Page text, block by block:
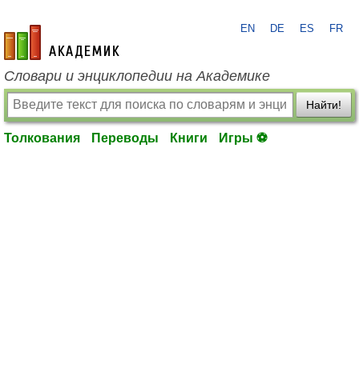
academic.ru
EN DE ES FR
Словари и энциклопедии на Академике
Найти!
Толкования Переводы Книги Игры ⚽